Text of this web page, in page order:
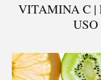
VITAMINA C |